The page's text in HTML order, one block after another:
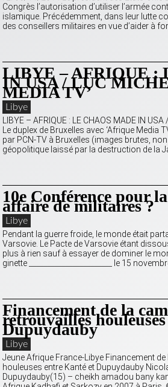
Congrès l’autorisation d’utiliser l’armée
islamique. Précédemment, dans leur lutte
des conseillers militaires en vue d’aider à
LIBYE – AFRIQUE :
IN USA / LUC
MEDIA TV’
Libye
LIBYE – AFRIQUE : LE CHAOS MADE IN
Le duplex de Bruxelles avec ‘Afrique Media
par PCN-TV à Bruxelles (images brutes,
géopolitique laissé par la destruction de la
10e Conférence pour
affaire de militaires ?
Libye
Pendant la guerre froide, le monde était
Varsovie. Le Pacte de Varsovie étant
plus à rien sauf à essayer de dominer le
ginette _______________________ le 15
Financement de la
retrouvailles
Dupuydauby
Libye
Jeune Afrique France-Libye Financement
houleuses entre Kanté et Dupuydauby
Dupuydauby(15) – cheikh amadou bany